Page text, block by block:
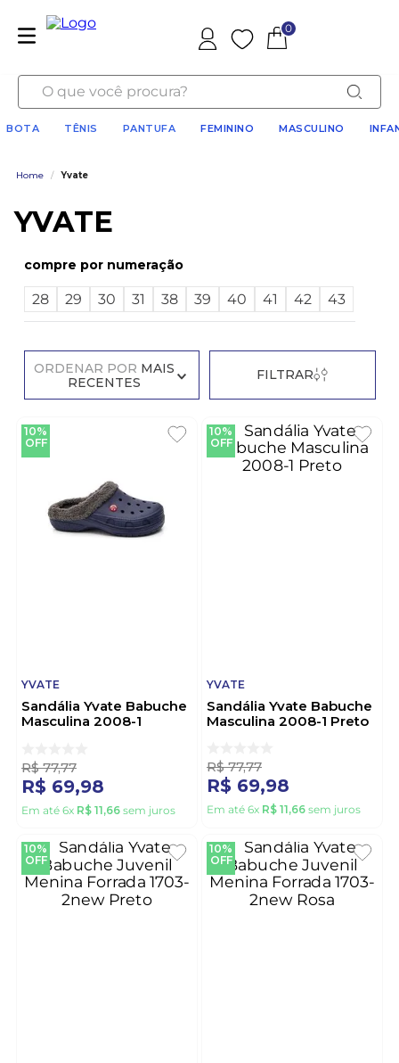
Favoritos
0
O que você procura?
BOTA TÊNIS PANTUFA FEMININO MASCULINO
Home / Yvate
YVATE
numeração
28 29 30 31 38 39 40 41 42 43
ORDENAR POR MAIS
RECENTES
FILTRAR
10%
OFF
YVATE
Sandália Yvate Babuche
Masculina 2008-1
R$ 77,77
R$ 69,98
Em até 6x R$ 11,66 sem juros
10%
OFF
YVATE
Sandália Yvate Babuche
Masculina 2008-1 Preto
R$ 77,77
R$ 69,98
Em até 6x R$ 11,66 sem juros
10%
OFF
10%
OFF